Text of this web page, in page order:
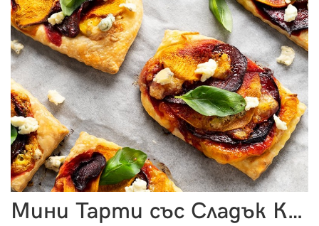
Мини Тарти със Сладък Картоф и Цвекло